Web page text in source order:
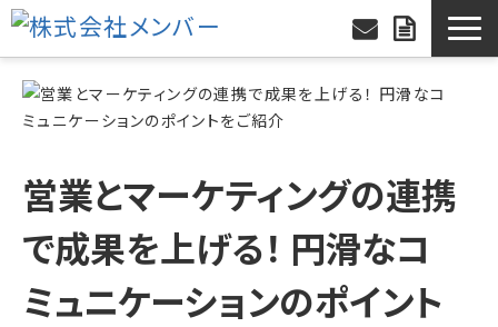
営業とマーケティングの連携
で成果を上げる！ 円滑なコ
ミュニケーションのポイント